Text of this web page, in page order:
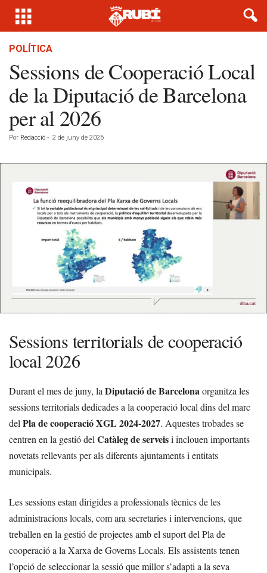
POLÍTICA
Sessions de Cooperació Local
de la Diputació de Barcelona
per al 2026
Por Redacció - 2 de juny de 2026
Sessions territorials de cooperació
local 2026
Durant el mes de juny, la Diputació de Barcelonaorganitza les
sessions territorials dedicades a la cooperació local dins del marc
del Pla de cooperació XGL 2024-2027. Aquestes trobades se
centren en la gestió del Catàleg de serveisi inclouen importants
novetats rellevants per als diferents ajuntaments i entitats
municipals.
Les sessions estan dirigides a professionals tècnics de les
administracions locals, com ara secretaries i intervencions, que
treballen en la gestió de projectes amb el suport del Pla de
cooperació a la Xarxa de Governs Locals. Els assistents tenen
l’opció de seleccionar la sessió que millor s’adapti a la seva